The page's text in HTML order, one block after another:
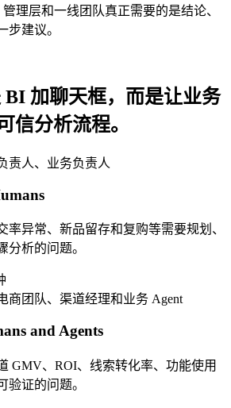
管理层和一线团队真正需要的是结论、
步建议。
BI 加聊天框，而是让业务
信分析流程。
责人、业务负责人
率异常、新品留存和复购等需要规划、
分析的问题。
商团队、渠道经理和业务 Agent
and Agents
GMV、ROI、线索转化率、功能使用
验证的问题。